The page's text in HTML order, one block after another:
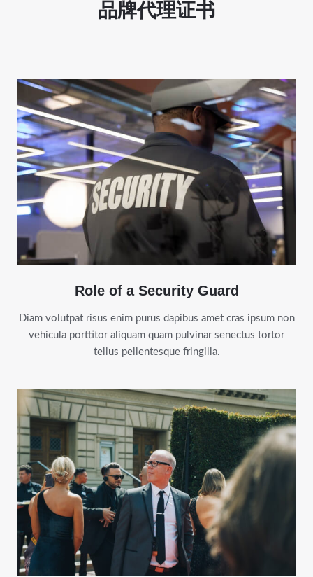
品牌代理证书
Role of a Security Guard
Diam volutpat risus enim purus dapibus amet cras ipsum non
vehicula porttitor aliquam quam pulvinar senectus tortor
tellus pellentesque fringilla.